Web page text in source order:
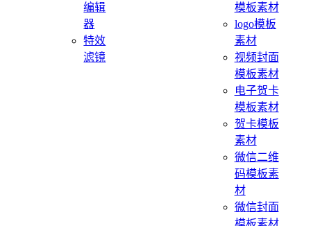
编辑
器
特效
滤镜
模板素材
logo模板
素材
视频封面
模板素材
电子贺卡
模板素材
贺卡模板
素材
微信二维
码模板素
材
微信封面
模板素材